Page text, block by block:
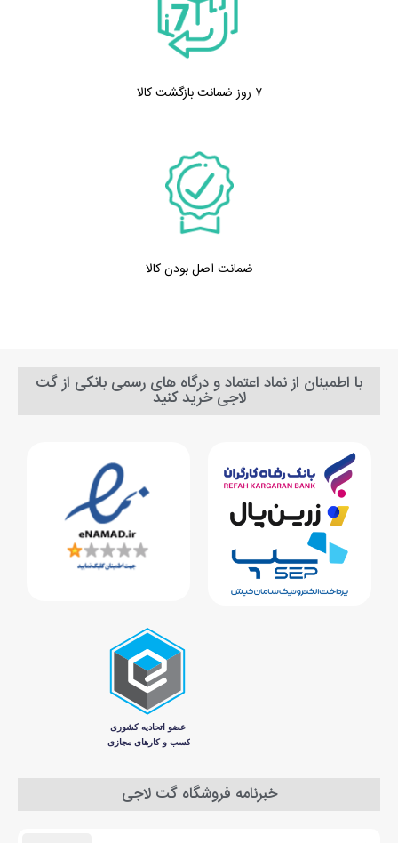
۷ روز ضمانت بازگشت کالا
ضمانت اصل بودن کالا
با اطمینان از نماد اعتماد و درگاه های رسمی بانکی از گت
لاجی خرید کنید
خبرنامه فروشگاه گت لاجی